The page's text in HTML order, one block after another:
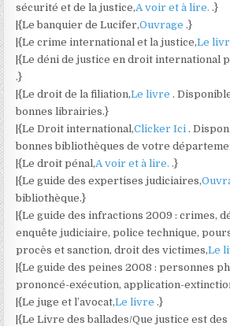
sécurité et de la justice,A voir et à lire..}
|{Le banquier de Lucifer,Ouvrage.}
|{Le crime international et la justice,Le
|{Le déni de justice en droit international
.}
|{Le droit de la filiation,Le livre.
bonnes librairies.}
|{Le Droit international,Clicker Ici.
bonnes bibliothèques de votre
|{Le droit pénal,A voir et à lire..}
|{Le guide des expertises judiciaires,
bibliothèque.}
|{Le guide des infractions 2009 : crimes,
enquête judiciaire, police technique,
procès et sanction, droit des victimes,Le
|{Le guide des peines 2008 : personnes
prononcé-exécution, application-
|{Le juge et l’avocat,Le livre.}
|{Le Livre des ballades/Que justice est